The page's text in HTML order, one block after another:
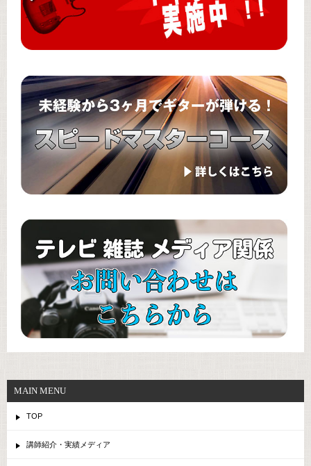
MAIN MENU
TOP
講師紹介・実績メディア